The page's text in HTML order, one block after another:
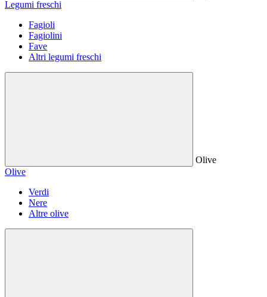
Legumi freschi
Fagioli
Fagiolini
Fave
Altri legumi freschi
Olive
Olive
Verdi
Nere
Altre olive